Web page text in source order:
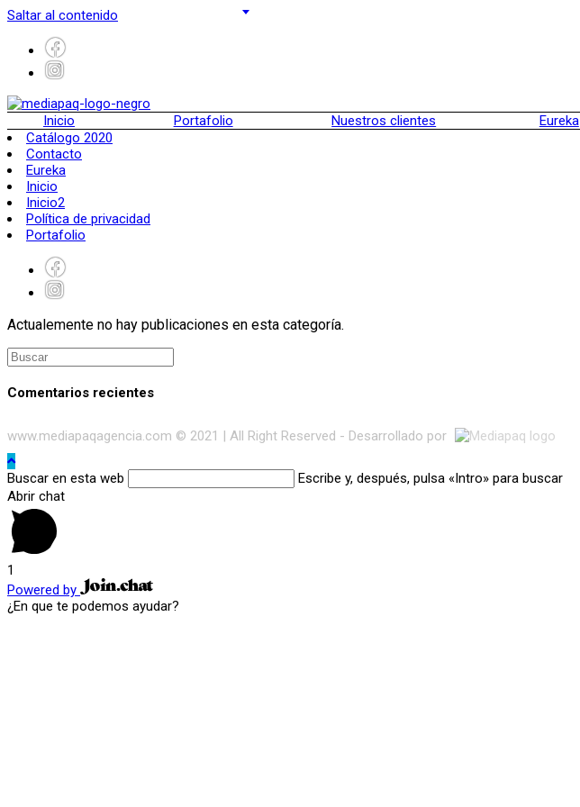
Saltar al contenido
Inicio Portafolio Nuestros clientes Eureka
Catálogo 2020
Contacto
Eureka
Inicio
Inicio2
Política de privacidad
Portafolio
Actualemente no hay publicaciones en esta categoría.
Comentarios recientes
www.mediapaqagencia.com © 2021 | All Right Reserved - Desarrollado por
Buscar en esta web
Escribe y, después, pulsa «Intro» para buscar
Abrir chat
1
Powered by
¿En que te podemos ayudar?